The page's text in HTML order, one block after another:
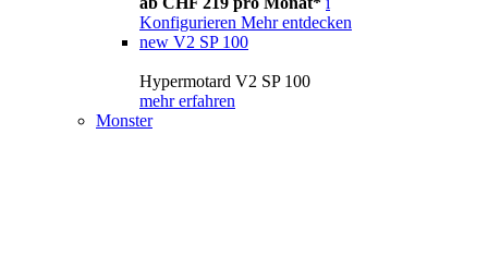
Konfigurieren Mehr entdecken
new V2 SP 100
Hypermotard V2 SP 100
mehr erfahren
Monster